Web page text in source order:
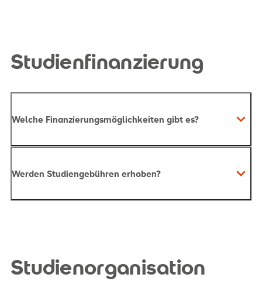
Studienfinanzierung
Welche Finanzierungsmöglichkeiten gibt es?
hier
Werden Studiengebühren erhoben?
Studienorganisation